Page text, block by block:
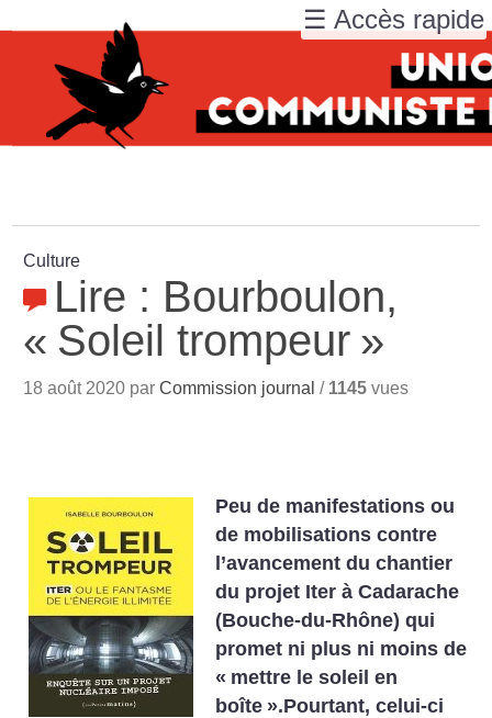
Culture
Lire : Bourboulon,
« Soleil trompeur »
18 août 2020 parCommission journal / 1145 vues
Peu de manifestations ou
de mobilisations contre
l’avancement du chantier
du projet Iter à Cadarache
(Bouche-du-Rhône) qui
promet ni plus ni moins de
« mettre le soleil en
boîte ».Pourtant, celui-ci
☰ Accès rapide